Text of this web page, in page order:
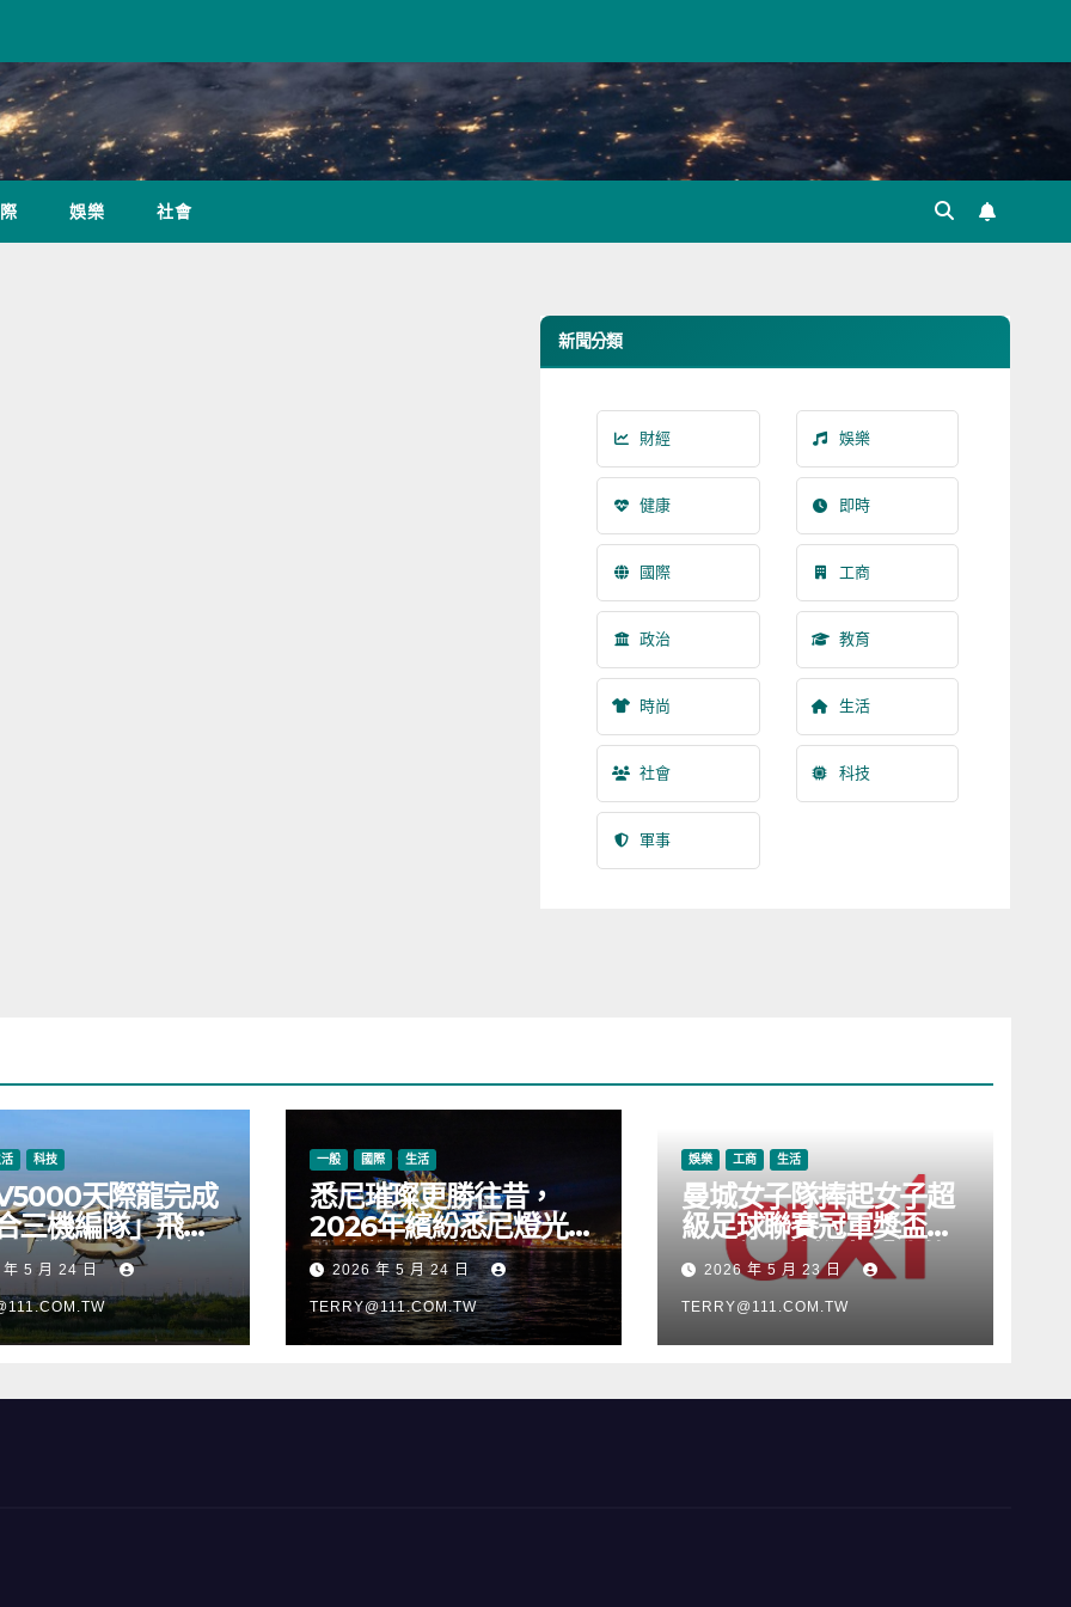
娛樂 社會
新聞分類
財經 娛樂
健康 即時
國際 工商
政治 教育
時尚 生活
社會 科技
軍事
科技
天際龍完成
三機編隊」飛
式進入適航取證
5 月 24 日
一般 國際 生活
悉尼璀璨更勝往昔，
2026年繽紛悉尼燈光音
樂節絢麗啟幕
2026 年 5 月 24 日
TERRY@111.COM.TW
娛樂 工商 生活
曼城女子隊捧起女子超
級足球聯賽冠軍獎盃，
Axi 亦順勢推出「我的
根源」宣傳活動
2026 年 5 月 23 日
TERRY@111.COM.TW